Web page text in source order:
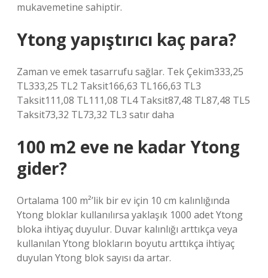
mukavemetine sahiptir.
Ytong yapıştırıcı kaç para?
Zaman ve emek tasarrufu sağlar. Tek Çekim333,25
TL333,25 TL2 Taksit166,63 TL166,63 TL3
Taksit111,08 TL111,08 TL4 Taksit87,48 TL87,48 TL5
Taksit73,32 TL73,32 TL3 satır daha
100 m2 eve ne kadar Ytong
gider?
Ortalama 100 m²’lik bir ev için 10 cm kalınlığında
Ytong bloklar kullanılırsa yaklaşık 1000 adet Ytong
bloka ihtiyaç duyulur. Duvar kalınlığı arttıkça veya
kullanılan Ytong blokların boyutu arttıkça ihtiyaç
duyulan Ytong blok sayısı da artar.